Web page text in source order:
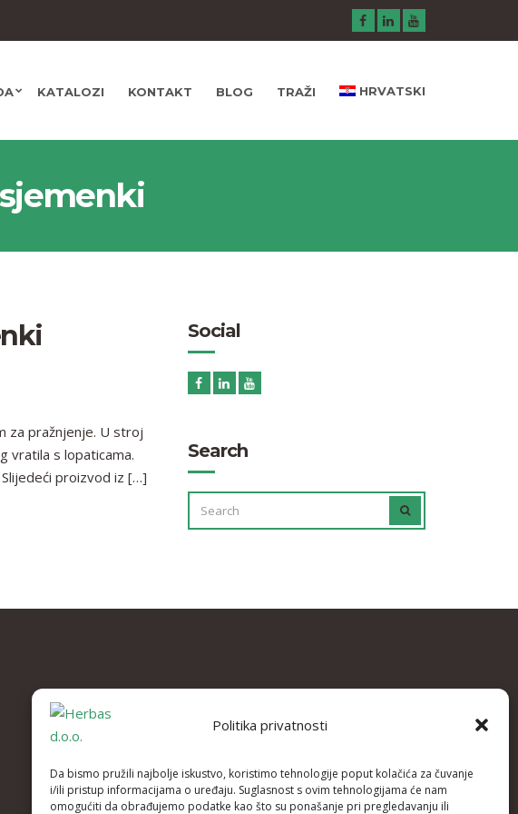
Politika privatnosti
Da bismo pružili najbolje iskustvo, koristimo tehnologije poput kolačića za čuvanje
i/ili pristup informacijama o uređaju. Suglasnost s ovim tehnologijama će nam
omogućiti da obrađujemo podatke kao što su ponašanje pri pregledavanju ili
KATALOZI KONTAKT BLOG TRAŽI HRVATSKI
za pražnjenje. U stroj
vratila s lopaticama.
proizvod iz […]
Social
Search
SEARCH
FOR:
SEARCH